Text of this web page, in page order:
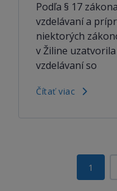
Podľa § 17
vzdelávaní a
niektorých
v Žiline
vzdelávaní so
Čítať viac
1